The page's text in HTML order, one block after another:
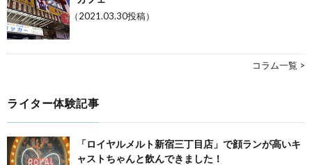
（2021.03.30投稿）
コラム一覧 >
ライター体験記事
「ロイヤルメルト新宿三丁目店」で顔ランが高いキ
ャストちゃんと飲んできました！